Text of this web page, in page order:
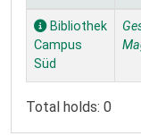
Holdings
Bibliothek
Campus
Süd
Total holds: 0